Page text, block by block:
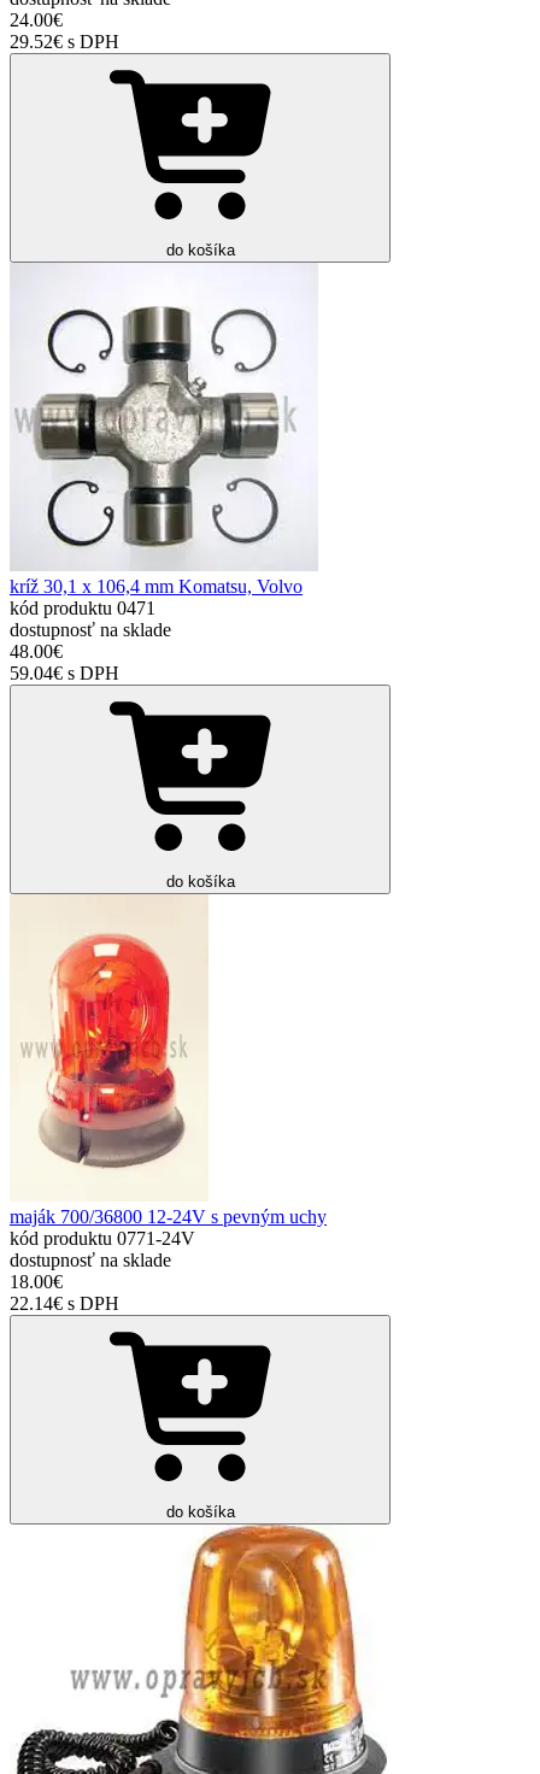
24.00€
29.52€ s DPH
do košíka
kríž 30,1 x 106,4 mm Komatsu, Volvo
kód produktu 0471
dostupnosť na sklade
48.00€
59.04€ s DPH
do košíka
maják 700/36800 12-24V s pevným uchy
kód produktu 0771-24V
dostupnosť na sklade
18.00€
22.14€ s DPH
do košíka